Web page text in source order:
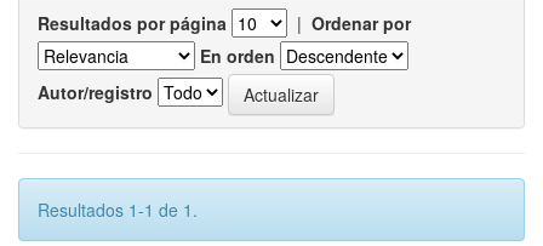
Resultados por página | Ordenar por
En orden
Autor/registro
Resultados 1-1 de 1.